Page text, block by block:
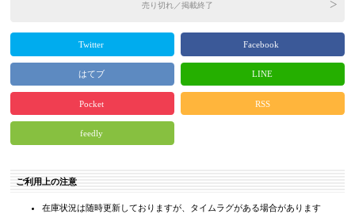
売り切れ／掲載終了
Twitter Facebook
はてブ LINE
Pocket RSS
feedly
ご利用上の注意
在庫状況は随時更新しておりますが、タイムラグがある場合があります